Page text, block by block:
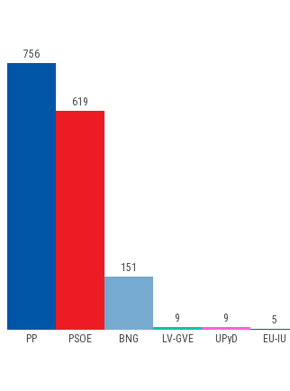
PP PSOE BNG LV-GVE UPyD EU-IU
756
619
151
9 9 5